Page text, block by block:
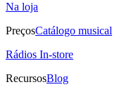
Na loja
PreçosCatálogo musical
Rádios In-store
RecursosBlog